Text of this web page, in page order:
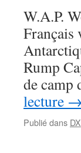
W.A.P.
Français
Rump
de
lecture →
Publié dans DX